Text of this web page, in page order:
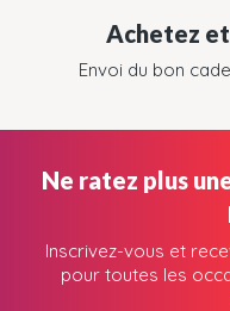
Achetez
Envoi du bon
Ne ratez plus
Inscrivez-vous et
pour toutes les